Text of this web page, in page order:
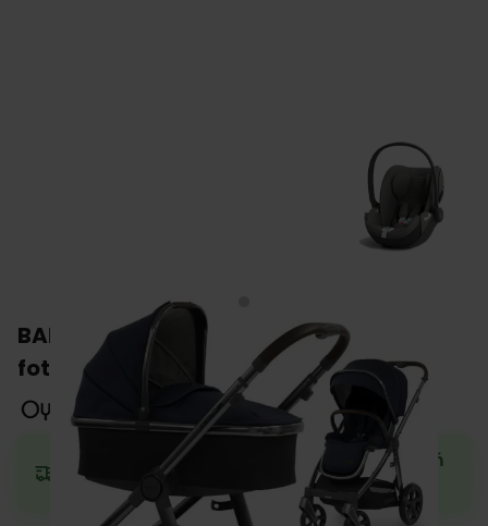
BABYSTYLE OYSTER 3 wózek 3w1 z
fotelikiem CYBEX CLOUD T i-Size
Zamów teraz, a wyślemy w najbliższy dzień
roboczy.